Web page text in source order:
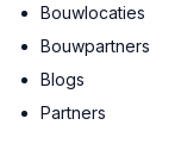
Bouwlocaties
Bouwpartners
Blogs
Partners